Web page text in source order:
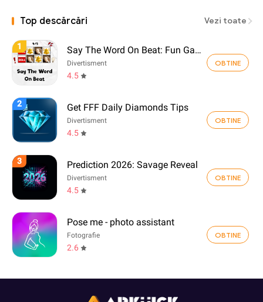
Top descărcări Vezi toate
1 Say The Word On Beat: Fun Game
Divertisment
4.5
OBTINE
2 Get FFF Daily Diamonds Tips
Divertisment
4.5
OBTINE
3 Prediction 2026: Savage Reveal
Divertisment
4.5
OBTINE
Pose me - photo assistant
Fotografie
2.6
OBTINE